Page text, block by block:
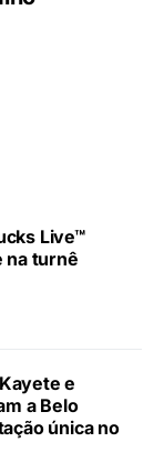
Live™
na turnê
e
a Belo
única no